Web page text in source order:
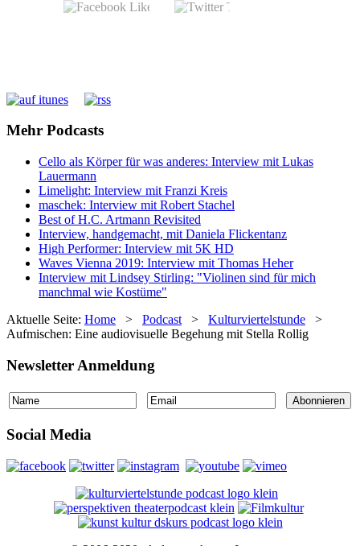
Mehr Podcasts
Cello als Körper für was anderes: Interview mit Lukas
Lauermann
Limelight: Interview mit Franzi Kreis
maschek: Interview mit Robert Stachel
Best of H.C. Artmann Revisited
Interview, handgemacht, mit Daniela Flickentanz
High Performer: Interview mit 5K HD
Waves Vienna 2019: Interview mit Thomas Heher
Interview mit Lindsey Stirling: "Violinen sind für mich
manchmal wie Kostüme"
Aktuelle Seite: Home > Podcast > Kulturviertelstunde
>
Aufmischen: Eine audiovisuelle Begehung mit Stella Rollig
Newsletter Anmeldung
Social Media